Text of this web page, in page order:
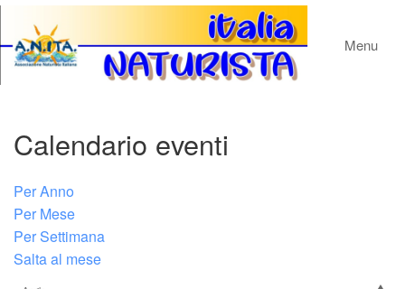
Menu
Calendario eventi
Per Anno
Per Mese
Per Settimana
Salta al mese